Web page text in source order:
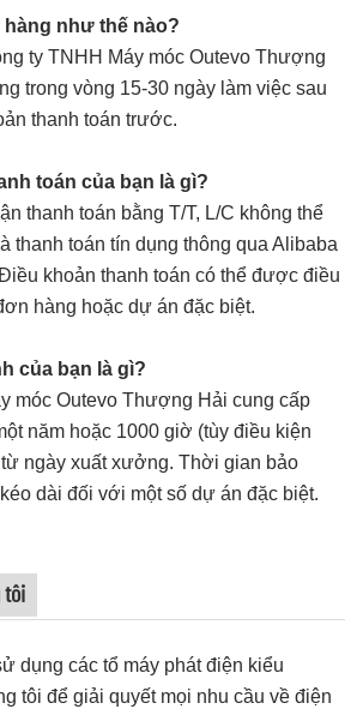
như thế nào?
ty TNHH Máy móc Outevo Thượng
trong vòng 15-30 ngày làm việc sau
thanh toán trước.
toán của bạn là gì?
thanh toán bằng T/T, L/C không thể
thanh toán tín dụng thông qua Alibaba
khoản thanh toán có thể được điều
hàng hoặc dự án đặc biệt.
của bạn là gì?
móc Outevo Thượng Hải cung cấp
năm hoặc 1000 giờ (tùy điều kiện
ngày xuất xưởng. Thời gian bảo
dài đối với một số dự án đặc biệt.
tôi
dụng các tổ máy phát điện kiểu
tôi để giải quyết mọi nhu cầu về điện